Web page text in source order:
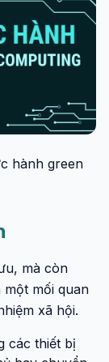
hành green
mà còn
mối quan
xã hội.
các thiết bị